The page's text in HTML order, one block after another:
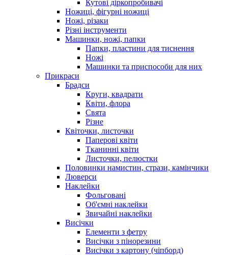
Кутові діркопробивачі
Ножиці, фігурні ножиці
Ножі, різаки
Різні інструменти
Машинки, ножі, папки
Папки, пластини для тиснення
Ножі
Машинки та приспособи для них
Прикраси
Брадси
Круги, квадрати
Квіти, флора
Свята
Різне
Квіточки, листочки
Паперові квіти
Тканинні квіти
Листочки, пелюстки
Половинки намистин, стрази, камінчики
Люверси
Наклейки
Фольговані
Об'ємні наклейки
Звичайні наклейки
Висічки
Елементи з фетру
Висічки з пінорезини
Висічки з картону (чіпборд)